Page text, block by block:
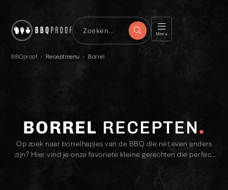
Menu
BBQproof › Receptmenu › Borrel
BORREL RECEPTEN
Op zoek naar borrelhapjes van de BBQ die nét even anders
zijn? Hier vind je onze favoriete kleine gerechten die perfect
zijn voor bij de borrel, als starter of voor een hele avond